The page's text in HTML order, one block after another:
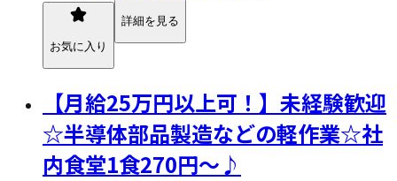
お気に入り
詳細を見る
【月給25万円以上可！】未経験歓迎
☆半導体部品製造などの軽作業☆社
内食堂1食270円～♪